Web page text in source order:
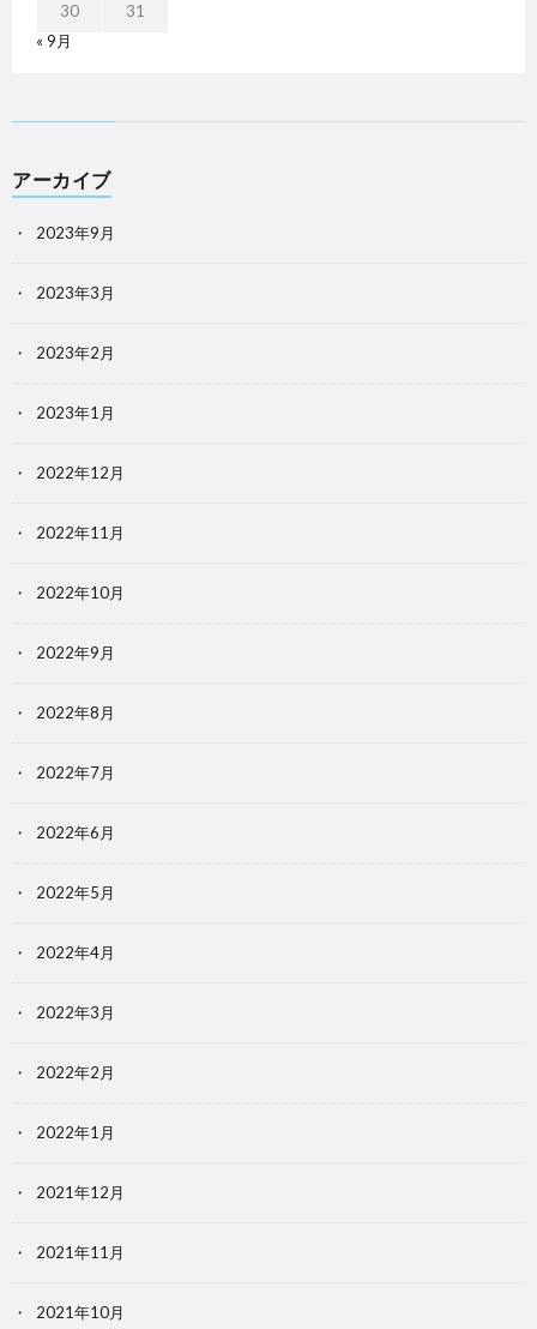
30
31
« 9月
アーカイブ
2023年9月
2023年3月
2023年2月
2023年1月
2022年12月
2022年11月
2022年10月
2022年9月
2022年8月
2022年7月
2022年6月
2022年5月
2022年4月
2022年3月
2022年2月
2022年1月
2021年12月
2021年11月
2021年10月